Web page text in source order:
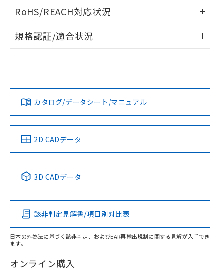
ドすることができます。
ログイン/会員登録
ダウンロードデータをご利用いただく前に、以下を必ずお読
みください。
ソフトウェアの使用条件
RoHS/REACH対応状況
EU RoHS 注意事項・凡例
対応済み
中国 RoHS 注意事項・凡例
Pb Hg Cd Cr(VI)
O
在庫等で未対応品が混在する可能性があります。
規格認証/適合状況
カタログ/データシート/マニュアル
2D CADデータ
3D CADデータ
該非判定見解書/項目別対比表
日本の外為法に基づく該非判定、およびEAR再輸出規制に関する見解が入手でき
ます。
オンライン購入